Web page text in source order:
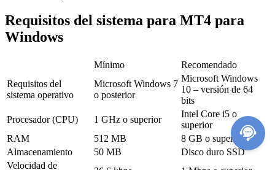
Requisitos del sistema para MT4 para
Windows
Mínimo
Recomendado
Requisitos del
sistema operativo
Microsoft Windows 7
o posterior
Microsoft Windows
10 – versión de 64
bits
Procesador (CPU)
1 GHz o superior
Intel Core i5 o
superior
RAM
512 MB
8 GB o superior
Almacenamiento
50 MB
Disco duro SSD
Velocidad de